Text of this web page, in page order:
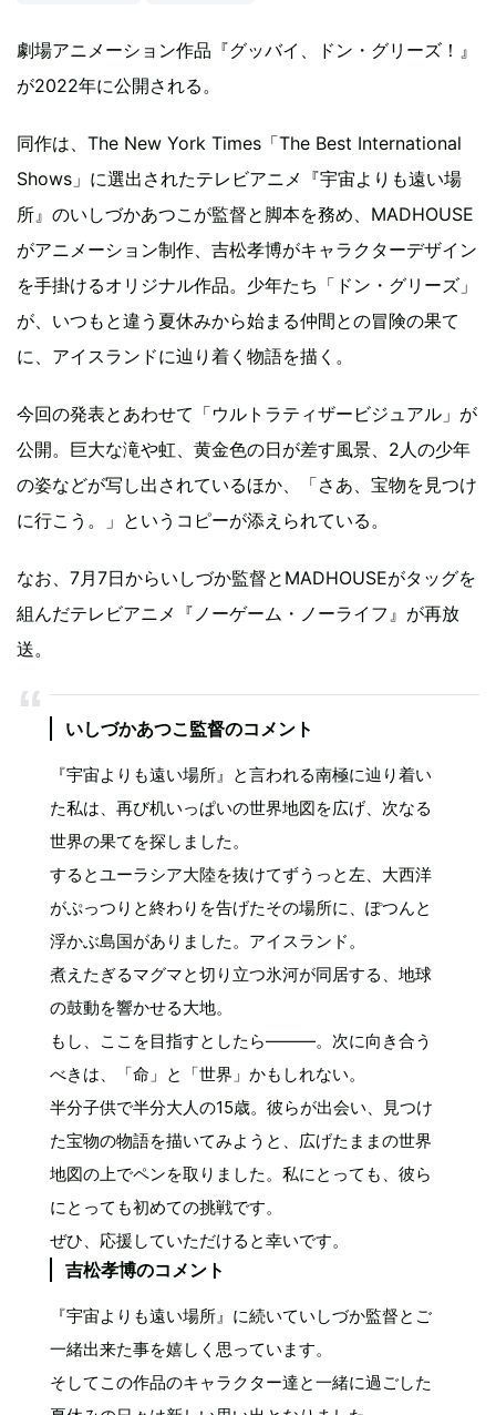
劇場アニメーション作品『グッバイ、ドン・グリーズ！』
が2022年に公開される。
同作は、The New York Times「The Best International
Shows」に選出されたテレビアニメ『宇宙よりも遠い場
所』のいしづかあつこが監督と脚本を務め、MADHOUSE
がアニメーション制作、吉松孝博がキャラクターデザイン
を手掛けるオリジナル作品。少年たち「ドン・グリーズ」
が、いつもと違う夏休みから始まる仲間との冒険の果て
に、アイスランドに辿り着く物語を描く。
今回の発表とあわせて「ウルトラティザービジュアル」が
公開。巨大な滝や虹、黄金色の日が差す風景、2人の少年
の姿などが写し出されているほか、「さあ、宝物を見つけ
に行こう。」というコピーが添えられている。
なお、7月7日からいしづか監督とMADHOUSEがタッグを
組んだテレビアニメ『ノーゲーム・ノーライフ』が再放
送。
いしづかあつこ監督のコメント
『宇宙よりも遠い場所』と言われる南極に辿り着い
た私は、再び机いっぱいの世界地図を広げ、次なる
世界の果てを探しました。
するとユーラシア大陸を抜けてずうっと左、大西洋
がぷっつりと終わりを告げたその場所に、ぽつんと
浮かぶ島国がありました。アイスランド。
煮えたぎるマグマと切り立つ氷河が同居する、地球
の鼓動を響かせる大地。
もし、ここを目指すとしたら―――。次に向き合う
べきは、「命」と「世界」かもしれない。
半分子供で半分大人の15歳。彼らが出会い、見つけ
た宝物の物語を描いてみようと、広げたままの世界
地図の上でペンを取りました。私にとっても、彼ら
にとっても初めての挑戦です。
ぜひ、応援していただけると幸いです。
吉松孝博のコメント
『宇宙よりも遠い場所』に続いていしづか監督とご
一緒出来た事を嬉しく思っています。
そしてこの作品のキャラクター達と一緒に過ごした